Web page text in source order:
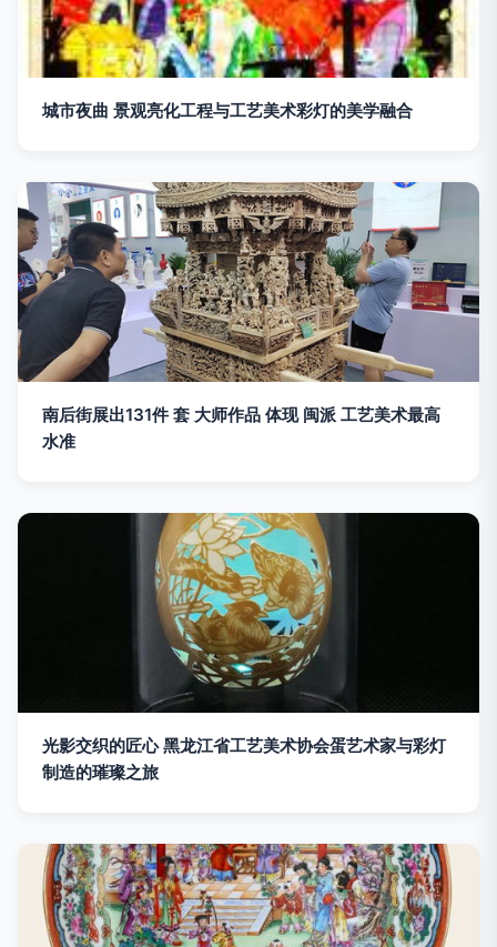
城市夜曲 景观亮化工程与工艺美术彩灯的美学融合
南后街展出131件 套 大师作品 体现 闽派 工艺美术最高
水准
光影交织的匠心 黑龙江省工艺美术协会蛋艺术家与彩灯
制造的璀璨之旅